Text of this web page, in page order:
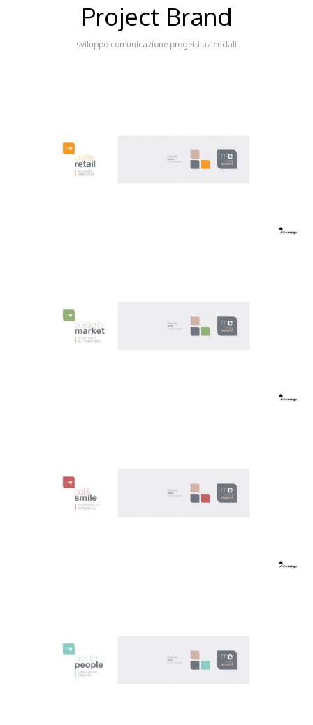
Project Brand
sviluppo comunicazione progetti aziendali